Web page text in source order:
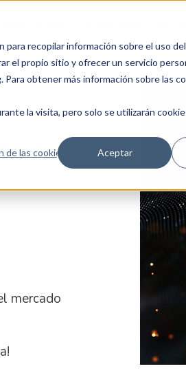
para recopilar información sobre el uso
el propio sitio y ofrecer un servicio
obtener más información sobre las
la visita, pero solo se utilizarán
de las cookies Aceptar
mercado